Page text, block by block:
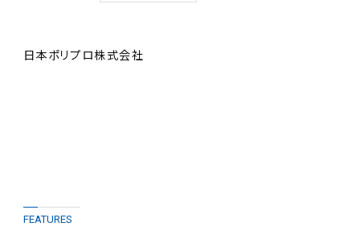
日本ポリプロ株式会社
FEATURES